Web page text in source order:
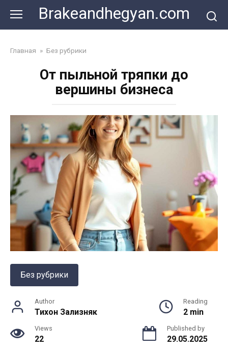
content
Brakeandhegyan.com
Главная » Без рубрики
От пыльной тряпки до
вершины бизнеса
Без рубрики
Author
Тихон Зализняк
Reading
2 min
Views
22
Published by
29.05.2025